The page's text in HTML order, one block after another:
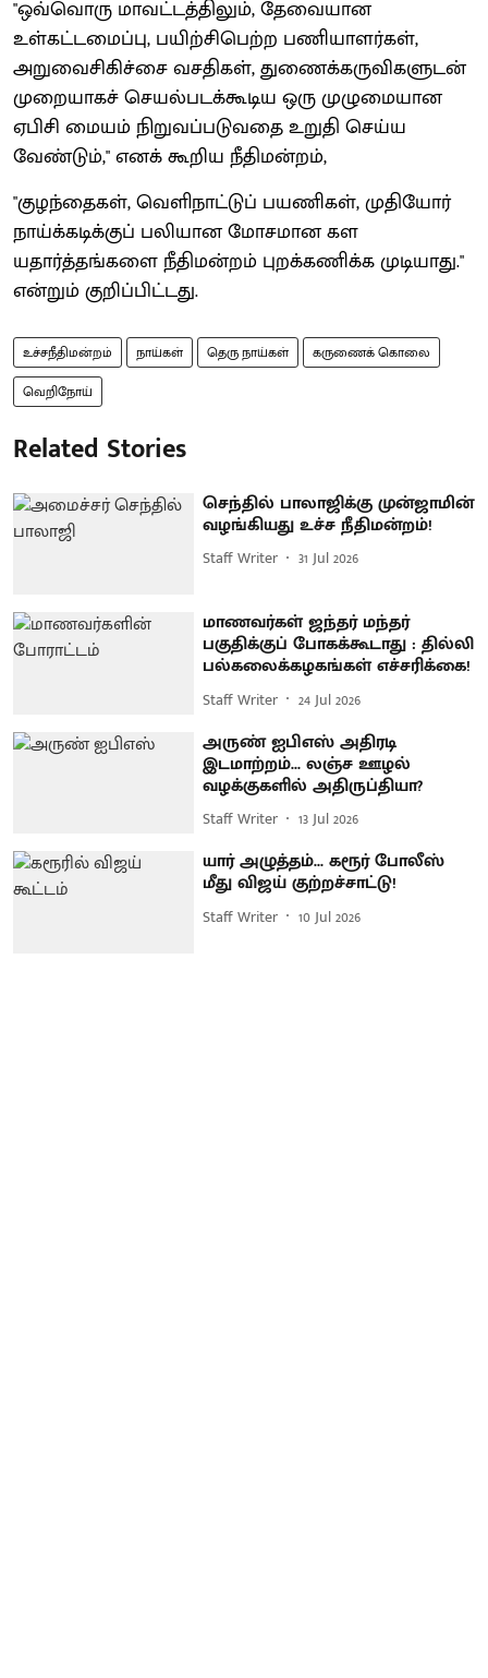
"ஒவ்வொரு மாவட்டத்திலும், தேவையான
உள்கட்டமைப்பு, பயிற்சிபெற்ற பணியாளர்கள்,
அறுவைசிகிச்சை வசதிகள், துணைக்கருவிகளுடன்
முறையாகச் செயல்படக்கூடிய ஒரு முழுமையான
ஏபிசி மையம் நிறுவப்படுவதை உறுதி செய்ய
வேண்டும்," எனக் கூறிய நீதிமன்றம்,
"குழந்தைகள், வெளிநாட்டுப் பயணிகள், முதியோர்
நாய்க்கடிக்குப் பலியான மோசமான கள
யதார்த்தங்களை நீதிமன்றம் புறக்கணிக்க முடியாது."
என்றும் குறிப்பிட்டது.
உச்சநீதிமன்றம் நாய்கள் தெரு நாய்கள்
கருணைக் கொலை
வெறிநோய்
Related Stories
செந்தில் பாலாஜிக்கு முன்ஜாமின்
வழங்கியது உச்ச நீதிமன்றம்!
Staff Writer 31 Jul 2026
மாணவர்கள் ஜந்தர் மந்தர்
பகுதிக்குப் போகக்கூடாது : தில்லி
பல்கலைக்கழகங்கள் எச்சரிக்கை!
Staff Writer 24 Jul 2026
அருண் ஐபிஎஸ் அதிரடி
இடமாற்றம்... லஞ்ச ஊழல்
வழக்குகளில் அதிருப்தியா?
Staff Writer 13 Jul 2026
யார் அழுத்தம்... கரூர் போலீஸ்
மீது விஜய் குற்றச்சாட்டு!
Staff Writer 10 Jul 2026